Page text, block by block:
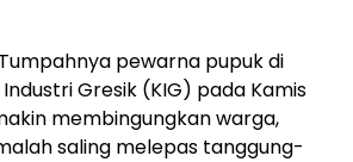
pewarna pupuk di
Gresik (KIG) pada Kamis
membingungkan warga,
saling melepas tanggung-